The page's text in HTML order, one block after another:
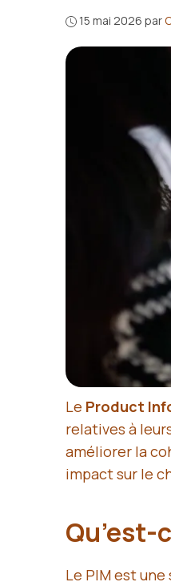
15 mai 2026 par
Le Product
relatives à
améliorer la
impact sur le
Qu’est-
Le PIM est